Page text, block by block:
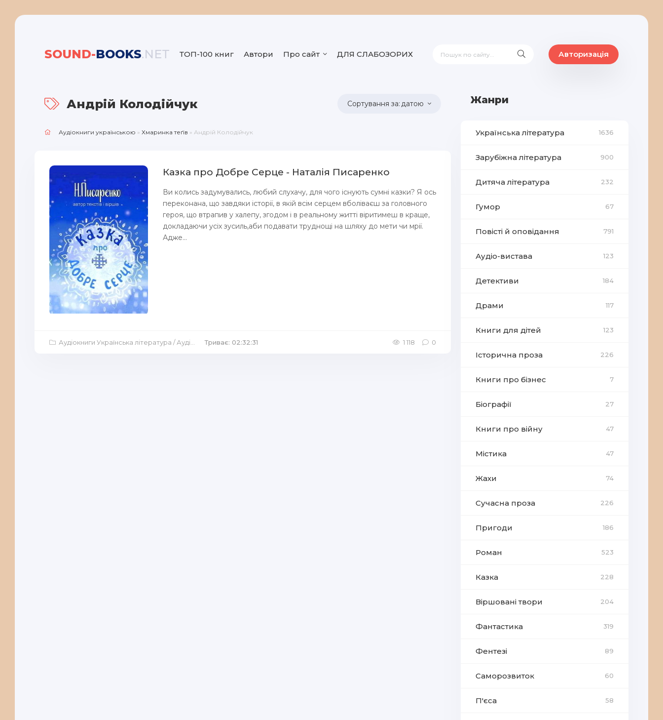
SOUND-BOOKS.NET ТОП-100 книг Автори Про сайт ДЛЯ СЛАБОЗОРИХ Авторизація
Андрій Колодійчук датою
Аудіокниги українською » Хмаринка теґів » Андрій Колодійчук
Казка про Добре Серце - Наталія Писаренко
Ви колись задумувались, любий слухачу, для чого існують сумні казки? Я ось
переконана, що завдяки історії, в якій всім серцем вболіваєш за головного
героя, що втрапив у халепу, згодом і в реальному житті віритимеш в краще,
докладаючи усіх зусиль,аби подавати труднощі на шляху до мети чи мрії.
Адже...
Аудіокниги Українська література /Аудіокниги Дитяча література Триває: 02:32:31 1 118 0
Жанри
Українська література 1636
Зарубіжна література 900
Дитяча література 232
Гумор 67
Повісті й оповідання 791
Аудіо-вистава 123
Детективи 184
Драми 117
Книги для дітей 123
Історична проза 226
Книги про бізнес 7
Біографії 27
Книги про війну 47
Містика 47
Жахи 74
Сучасна проза 226
Пригоди 186
Роман 523
Казка 228
Віршовані твори 204
Фантастика 319
Фентезі 89
Саморозвиток 60
П'єса 58